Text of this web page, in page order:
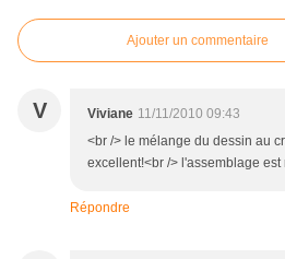
Ajouter un commentaire
V Viviane 11/11/2010 09:43
<br /> le mélange du dessin au
excellent!<br /> l'assemblage est
Répondre